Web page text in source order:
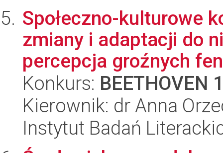
Społeczno-kulturowe
zmiany i adaptacji do
percepcja groźnych
Konkurs: BEETHOVEN
Kierownik: dr Anna
Instytut Badań